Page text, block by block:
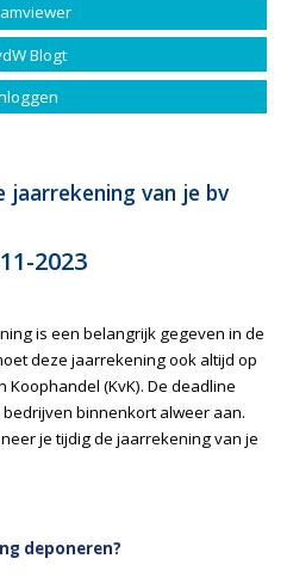
Blogt
jaarrekening van je bv
2023
is een belangrijk gegeven in de
deze jaarrekening ook altijd op
(KvK). De deadline
binnenkort alweer aan.
je tijdig de jaarrekening van je
deponeren?